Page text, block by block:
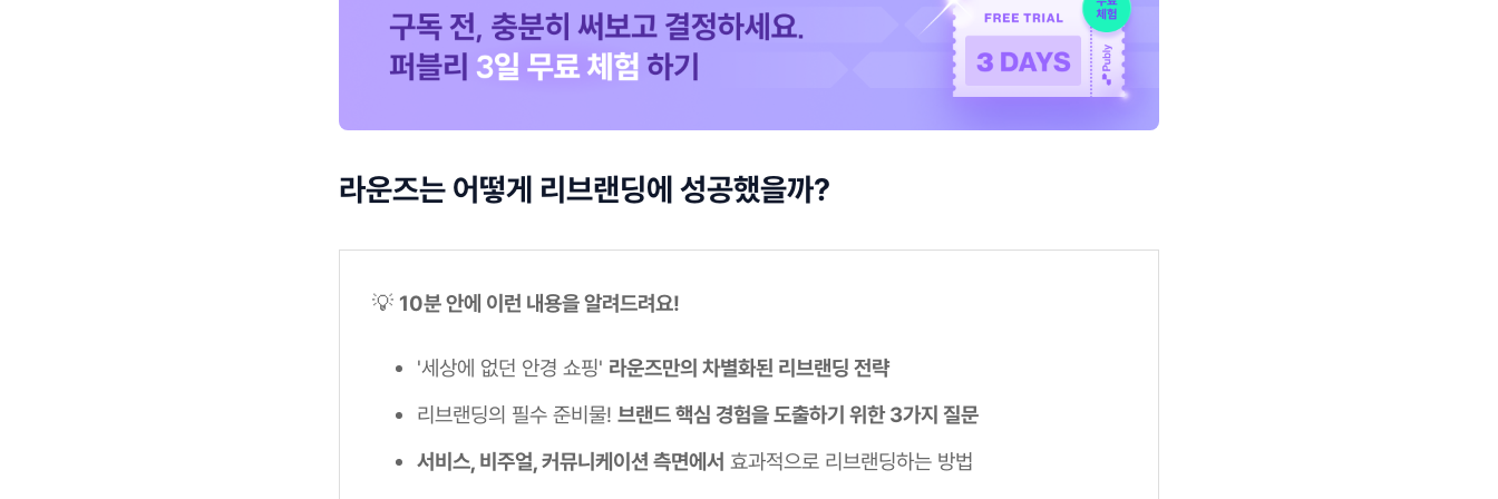
라운즈는 어떻게 리브랜딩에 성공했을까?
💡 10분 안에 이런 내용을 알려드려요!
'세상에 없던 안경 쇼핑' 라운즈만의 차별화된 리브랜딩 전략
리브랜딩의 필수 준비물! 브랜드 핵심 경험을 도출하기 위한 3가지 질문
서비스, 비주얼, 커뮤니케이션 측면에서 효과적으로 리브랜딩하는 방법